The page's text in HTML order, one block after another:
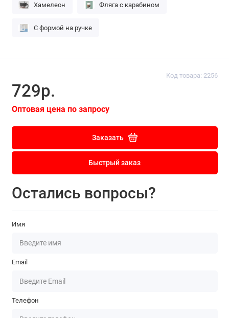
Код товара: 2256
729р.
Оптовая цена по запросу
Заказать
Быстрый заказ
Остались вопросы?
Имя
Email
Телефон
Хамелеон Фляга с карабином
С формой на ручке